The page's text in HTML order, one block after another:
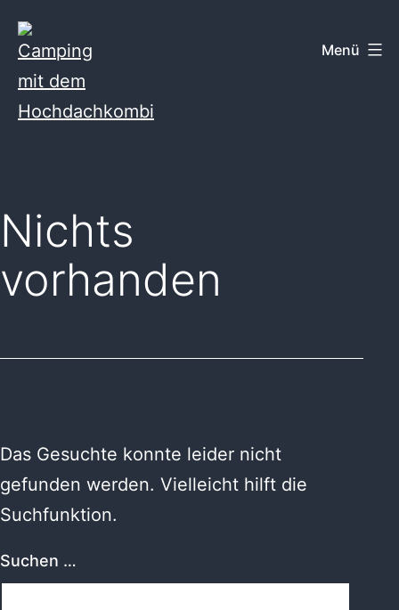
Inhalt
springen
Hochdachkombi
Menü
Nichts
vorhanden
Das Gesuchte konnte leider nicht
gefunden werden. Vielleicht hilft die
Suchfunktion.
Suchen …